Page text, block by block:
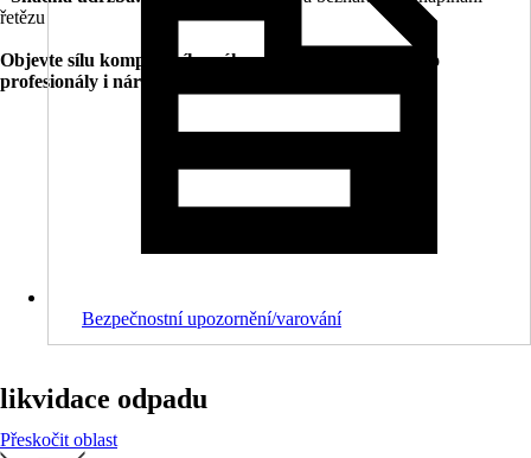
řetězu
Objevte sílu kompaktního výkonu – ideální nástroj pro
profesionály i náročné hobby uživatele.
Bezpečnostní upozornění/varování
likvidace odpadu
Přeskočit oblast